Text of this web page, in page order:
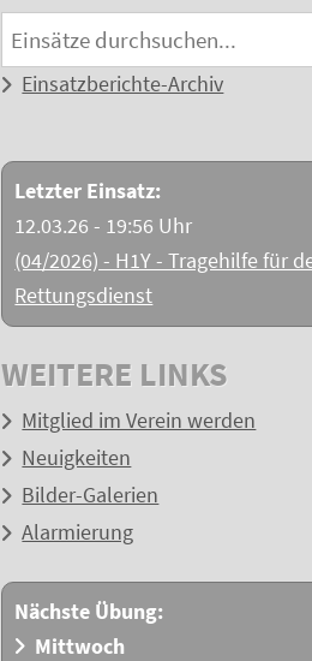
Einsatzberichte-Archiv
Letzter Einsatz:
12.03.26 - 19:56 Uhr
(04/2026) - H1Y - Tragehilfe für
Rettungsdienst
WEITERE LINKS
Mitglied im Verein werden
Neuigkeiten
Bilder-Galerien
Alarmierung
Nächste Übung:
Mittwoch